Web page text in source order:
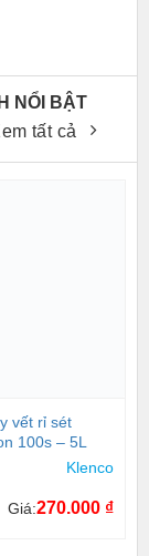
NỔI BẬT
tất cả
vết rỉ sét
100s – 5L
Klenco
Giá:270.000 ₫